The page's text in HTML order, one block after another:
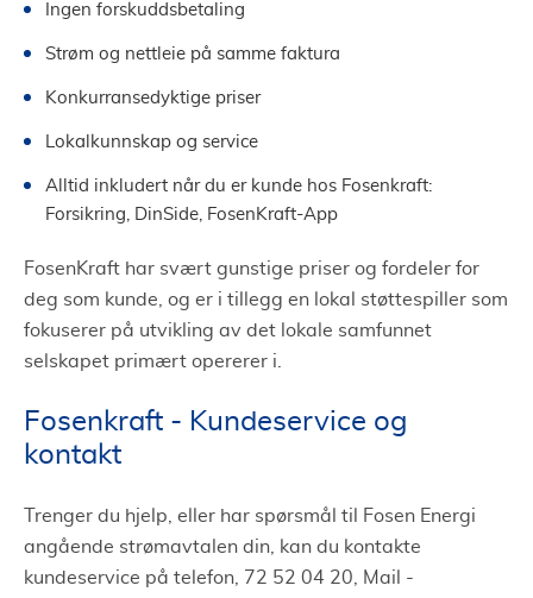
Ingen forskuddsbetaling
Strøm og nettleie på samme faktura
Konkurransedyktige priser
Lokalkunnskap og service
Alltid inkludert når du er kunde hos Fosenkraft:
Forsikring, DinSide, FosenKraft-App
FosenKraft har svært gunstige priser og fordeler for
deg som kunde, og er i tillegg en lokal støttespiller som
fokuserer på utvikling av det lokale samfunnet
selskapet primært opererer i.
Fosenkraft - Kundeservice og
kontakt
Trenger du hjelp, eller har spørsmål til Fosen Energi
angående strømavtalen din, kan du kontakte
kundeservice på telefon, 72 52 04 20, Mail -